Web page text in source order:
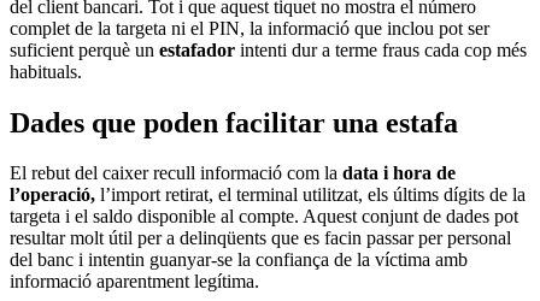
del client bancari. Tot i que aquest tiquet no mostra el número
complet de la targeta ni el PIN, la informació que inclou pot ser
suficient perquè un estafador intenti dur a terme fraus cada cop més
habituals.
Dades que poden facilitar una estafa
El rebut del caixer recull informació com la data i hora de
l’operació, l’import retirat, el terminal utilitzat, els últims dígits de la
targeta i el saldo disponible al compte. Aquest conjunt de dades pot
resultar molt útil per a delinqüents que es facin passar per personal
del banc i intentin guanyar-se la confiança de la víctima amb
informació aparentment legítima.